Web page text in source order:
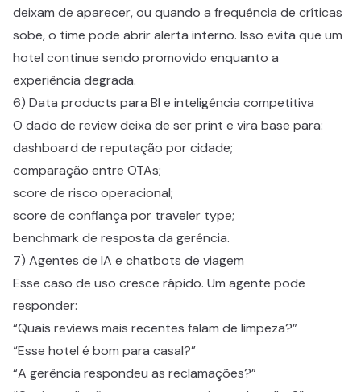
deixam de aparecer, ou quando a frequência de críticas
sobe, o time pode abrir alerta interno. Isso evita que um
hotel continue sendo promovido enquanto a
experiência degrada.
6) Data products para BI e inteligência competitiva
O dado de review deixa de ser print e vira base para:
dashboard de reputação por cidade;
comparação entre OTAs;
score de risco operacional;
score de confiança por traveler type;
benchmark de resposta da gerência.
7) Agentes de IA e chatbots de viagem
Esse caso de uso cresce rápido. Um agente pode
responder:
“Quais reviews mais recentes falam de limpeza?”
“Esse hotel é bom para casal?”
“A gerência respondeu as reclamações?”